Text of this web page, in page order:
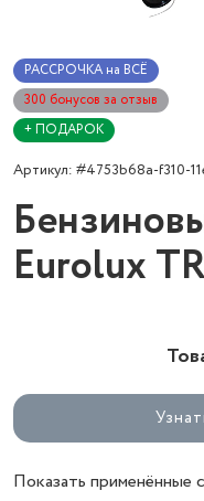
РАССРОЧКА на ВСЁ
300 бонусов за отзыв
+ ПОДАРОК
Артикул: #4753b68a-f310-
Eurolux
Показать применённые